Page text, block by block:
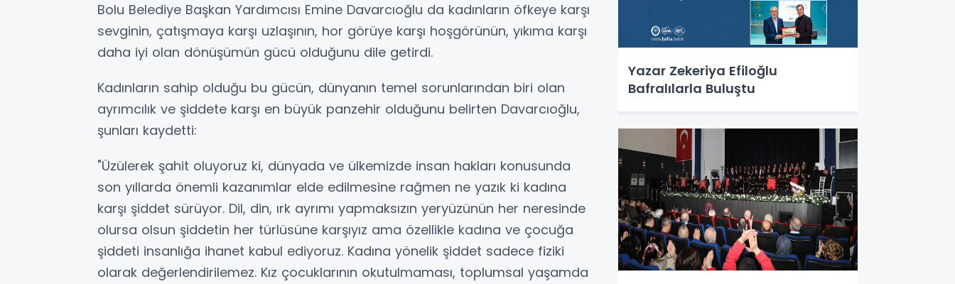
Bolu Belediye Başkan Yardımcısı Emine Davarcıoğlu da kadınların öfkeye karşı
sevginin, çatışmaya karşı uzlaşının, hor görüye karşı hoşgörünün, yıkıma karşı
daha iyi olan dönüşümün gücü olduğunu dile getirdi.
Kadınların sahip olduğu bu gücün, dünyanın temel sorunlarından biri olan
ayrımcılık ve şiddete karşı en büyük panzehir olduğunu belirten Davarcıoğlu,
şunları kaydetti:
"Üzülerek şahit oluyoruz ki, dünyada ve ülkemizde insan hakları konusunda
son yıllarda önemli kazanımlar elde edilmesine rağmen ne yazık ki kadına
karşı şiddet sürüyor. Dil, din, ırk ayrımı yapmaksızın yeryüzünün her neresinde
olursa olsun şiddetin her türlüsüne karşıyız ama özellikle kadına ve çocuğa
şiddeti insanlığa ihanet kabul ediyoruz. Kadına yönelik şiddet sadece fiziki
olarak değerlendirilemez. Kız çocuklarının okutulmaması, toplumsal yaşamda
Yazar Zekeriya Efiloğlu
Bafralılarla Buluştu